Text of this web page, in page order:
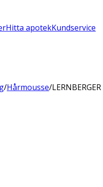
Hitta apotekKundservice
/Hårmousse/LERNBERGER